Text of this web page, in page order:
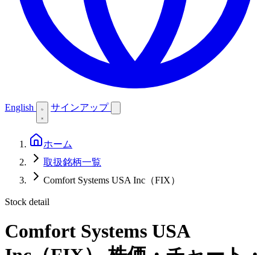
English サインアップ
ホーム
取扱銘柄一覧
Comfort Systems USA Inc（FIX）
Stock detail
Comfort Systems USA